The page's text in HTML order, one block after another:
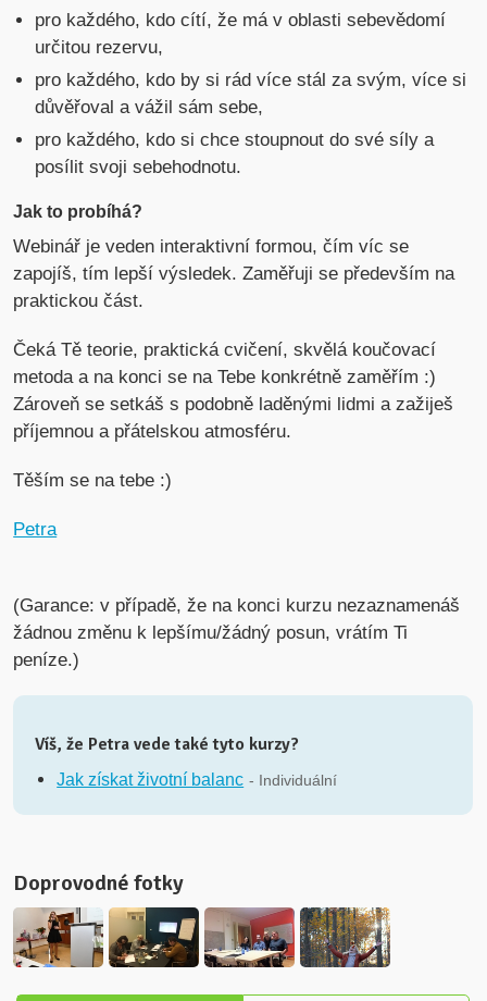
pro každého, kdo cítí, že má v oblasti sebevědomí
určitou rezervu,
pro každého, kdo by si rád více stál za svým, více si
důvěřoval a vážil sám sebe,
pro každého, kdo si chce stoupnout do své síly a
posílit svoji sebehodnotu.
Jak to probíhá?
Webinář je veden interaktivní formou, čím víc se
zapojíš, tím lepší výsledek. Zaměřuji se především na
praktickou část.
Čeká Tě teorie, praktická cvičení, skvělá koučovací
metoda a na konci se na Tebe konkrétně zaměřím :)
Zároveň se setkáš s podobně laděnými lidmi a zažiješ
příjemnou a přátelskou atmosféru.
Těším se na tebe :)
Petra
(Garance: v případě, že na konci kurzu nezaznamenáš
žádnou změnu k lepšímu/žádný posun, vrátím Ti
peníze.)
Víš, že Petra vede také tyto kurzy?
Jak získat životní balanc - Individuální
Doprovodné fotky